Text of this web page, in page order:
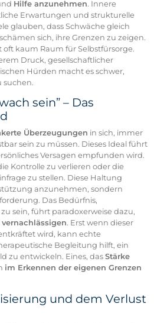
Hilfe anzunehmen. Innere
Erwartungen und strukturelle
glauben, dass Schwäche gleich
sich, ihre Grenzen zu zeigen.
kaum Raum für Selbstfürsorge.
Druck, gesellschaftlicher
Hürden macht es schwer,
suchen.
sein” – Das
Überzeugungen in sich, immer
sein zu müssen. Dieses Ideal führt
Versagen empfunden wird.
Kontrolle zu verlieren oder die
zu stellen. Diese Haltung
anzunehmen, sondern
Das Bedürfnis,
sein, führt paradoxerweise dazu,
. Erst wenn dieser
wird, kann echte
Begleitung hilft, ein
zu entwickeln. Eines, dasStärke
im Erkennen der eigenen Grenzen
und dem Verlust